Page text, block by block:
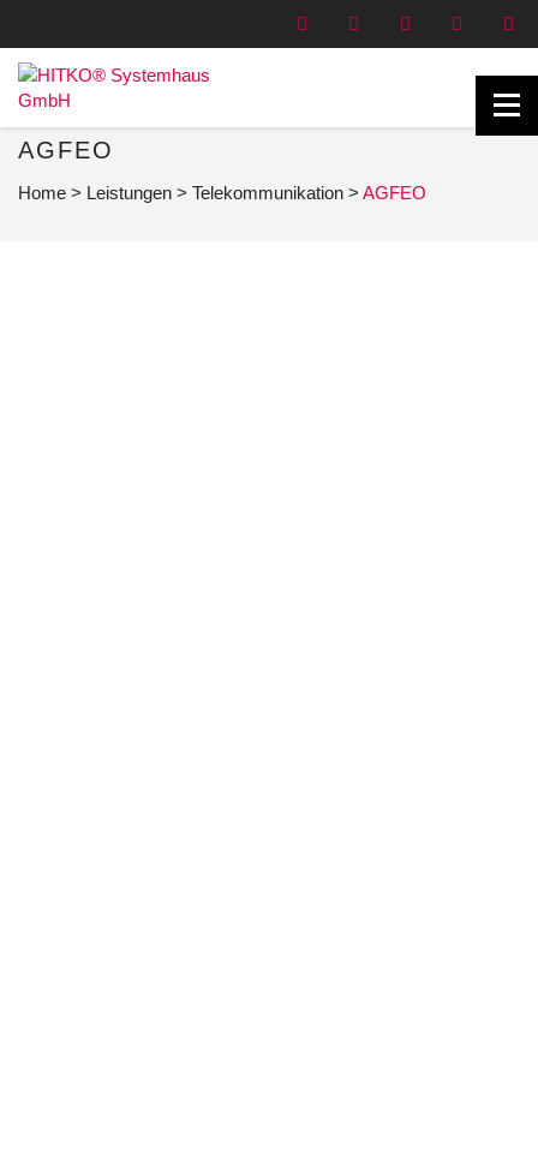
AGFEO
Home > Leistungen > Telekommunikation > AGFEO